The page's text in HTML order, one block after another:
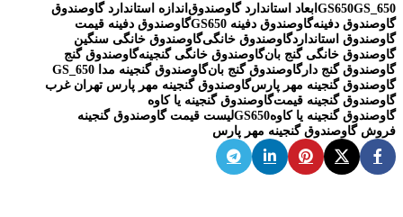
GS_650
GS650 ابعاد استاندارد گاوصندوق اندازه استاندارد گاوصندوق
گاوصندوق دفینهگاوصندوق دفینه GS650
گاوصندوق دفینه قیمت
گاوصندوق استانداردگاوصندوق خانگیگاوصندوق خانگی سنگین
گاوصندوق خانگی گنج بانگاوصندوق خانگی گنجینهگاوصندوق گنج
گاوصندوق گنج دارگاوصندوق گنج بانگاوصندوق گنجینه مدا GS_650
گاوصندوق گنجینه مهر پارسگاوصندوق گنجینه مهر پارس تهران غرب
گاوصندوق گنجینه قیمتگاوصندوق گنجینه یا کاوه
گاوصندوق گنجینه یا کاوهGS650
لیست قیمت گاوصندوق گنجینه
فروش گاوصندوق گنجینه مهر پارس